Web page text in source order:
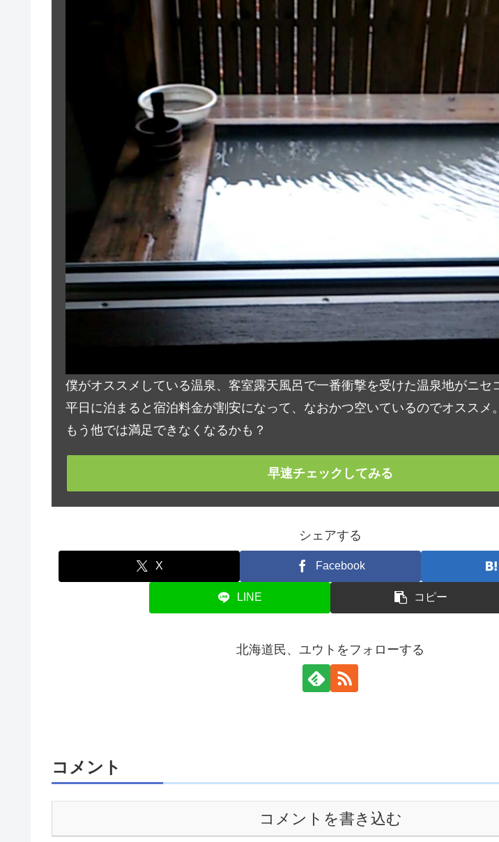
僕がオススメしている温泉、客室露天風呂で一番衝撃を受けた温泉地がニセ
平日に泊まると宿泊料金が割安になって、なおかつ空いているのでオススメ
もう他では満足できなくなるかも？
早速チェックしてみる
シェアする
X Facebook
LINE コピー
北海道民、ユウトをフォローする
コメント
コメントを書き込む